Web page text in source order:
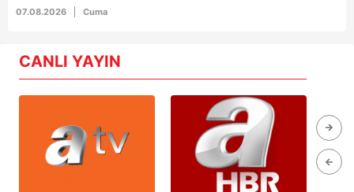
07.08.2026 Cuma
CANLI YAYIN